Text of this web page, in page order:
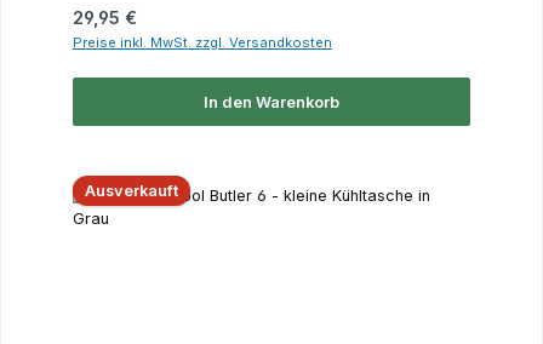
Regulärer Preis:
29,95 €
Preise inkl. MwSt. zzgl. Versandkosten
In den Warenkorb
Ausverkauft